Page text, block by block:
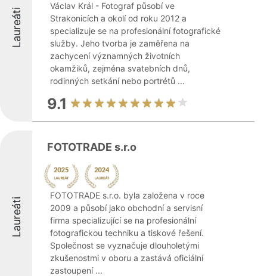
Laureáti
Václav Král - Fotograf působí ve
Strakonicích a okolí od roku 2012 a
specializuje se na profesionální fotografické
služby. Jeho tvorba je zaměřena na
zachycení významných životních
okamžiků, zejména svatebních dnů,
rodinných setkání nebo portrétů ...
9.1
Laureáti
FOTOTRADE s.r.o
FOTOTRADE s.r.o. byla založena v roce
2009 a působí jako obchodní a servisní
firma specializující se na profesionální
fotografickou techniku a tiskové řešení.
Společnost se vyznačuje dlouholetými
zkušenostmi v oboru a zastává oficiální
zastoupení ...